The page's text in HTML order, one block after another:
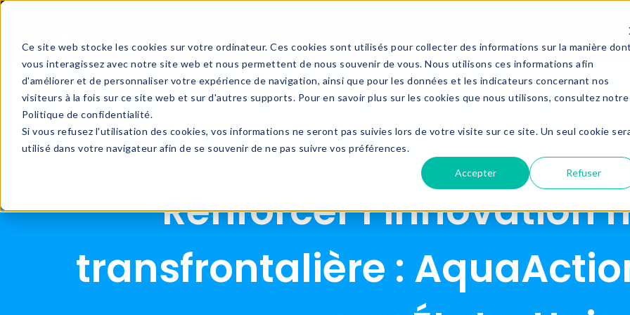
Ce site web stocke les cookies sur votre ordinateur. Ces cookies sont utilisés pour collecter des informations sur la manière dont
vous interagissez avec notre site web et nous permettent de nous souvenir de vous. Nous utilisons ces informations afin
d'améliorer et de personnaliser votre expérience de navigation, ainsi que pour les données et les indicateurs concernant nos
visiteurs à la fois sur ce site web et sur d'autres supports. Pour en savoir plus sur les cookies que nous utilisons, consultez notre
Politique de confidentialité.
Si vous refusez l'utilisation des cookies, vos informations ne seront pas suivies lors de votre visite sur ce site. Un seul cookie
utilisé dans votre navigateur afin de se souvenir de ne pas suivre vos préférences.
Accepter Refuser
Show submenu for
Posted By: AquaAction 12 mai 2025, 15:25:50
Renforcer l’innovation
transfrontalière :